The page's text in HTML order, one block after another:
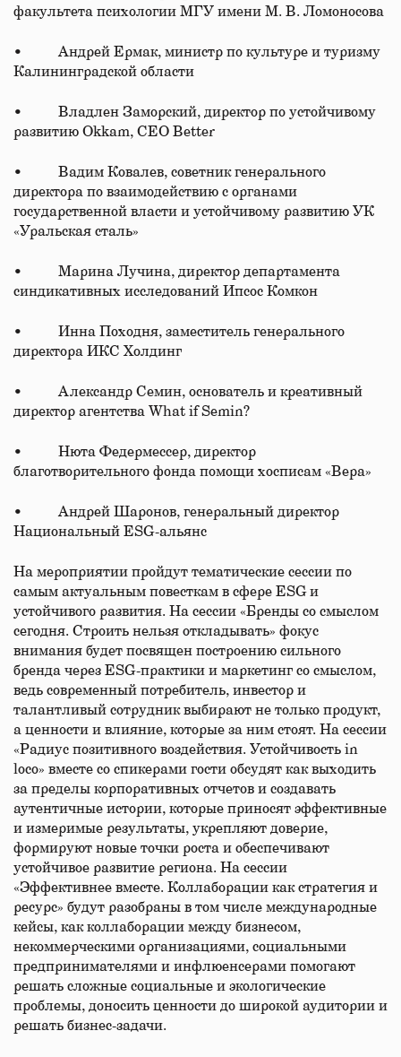
факультета психологии МГУ имени М. В. Ломоносова
• Андрей Ермак, министр по культуре и туризму
Калининградской области
• Владлен Заморский, директор по устойчивому
развитию Okkam, CEO Better
• Вадим Ковалев, советник генерального
директора по взаимодействию с органами
государственной власти и устойчивому развитию УК
«Уральская сталь»
• Марина Лучина, директор департамента
синдикативных исследований Ипсос Комкон
• Инна Походня, заместитель генерального
директора ИКС Холдинг
• Александр Семин, основатель и креативный
директор агентства What if Semin?
• Нюта Федермессер, директор
благотворительного фонда помощи хосписам «Вера»
• Андрей Шаронов, генеральный директор
Национальный ESG-альянс
На мероприятии пройдут тематические сессии по
самым актуальным повесткам в сфере ESG и
устойчивого развития. На сессии «Бренды со смыслом
сегодня. Строить нельзя откладывать» фокус
внимания будет посвящен построению сильного
бренда через ESG-практики и маркетинг со смыслом,
ведь современный потребитель, инвестор и
талантливый сотрудник выбирают не только продукт,
а ценности и влияние, которые за ним стоят. На сессии
«Радиус позитивного воздействия. Устойчивость in
loco» вместе со спикерами гости обсудят как выходить
за пределы корпоративных отчетов и создавать
аутентичные истории, которые приносят эффективные
и измеримые результаты, укрепляют доверие,
формируют новые точки роста и обеспечивают
устойчивое развитие региона. На сессии
«Эффективнее вместе. Коллаборации как стратегия и
ресурс» будут разобраны в том числе международные
кейсы, как коллаборации между бизнесом,
некоммерческими организациями, социальными
предпринимателями и инфлюенсерами помогают
решать сложные социальные и экологические
проблемы, доносить ценности до широкой аудитории и
решать бизнес-задачи.